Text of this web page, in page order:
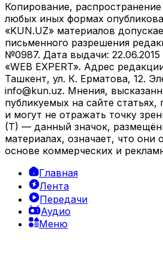
Копирование,
любых иных формах
«KUN.UZ» материалов
письменного разрешения
№0987. Дата выдачи: 22.06.2015
«WEB EXPERT». Адрес
Ташкент, ул. К. Ерматова, 12.
info@kun.uz. Мнения,
публикуемых на сайте
и могут не отражать точку
(T) — данный значок,
материалах, означает, что они
основе коммерческих и
Главная
Лента
Передачи
Аудио
Меню